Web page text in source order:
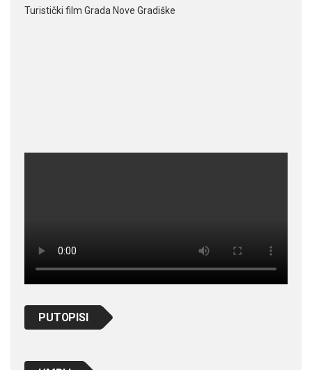
Turistički film Grada Nove Gradiške
PUTOPISI